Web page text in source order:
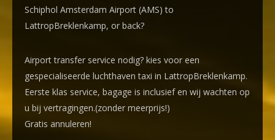
Schiphol Amsterdam Airport (AMS) to
LattropBreklenkamp, or back?
Airport transfer service nodig? kies voor een
gespecialiseerde luchthaven taxi in LattropBreklenkamp.
Eerste klas service, bagage is inclusief en wij wachten op
u bij vertragingen.(zonder meerprijs!)
Gratis annuleren!